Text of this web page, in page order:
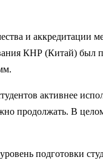
и
КНР (Китай) был
активнее
продолжать. В
подготовки